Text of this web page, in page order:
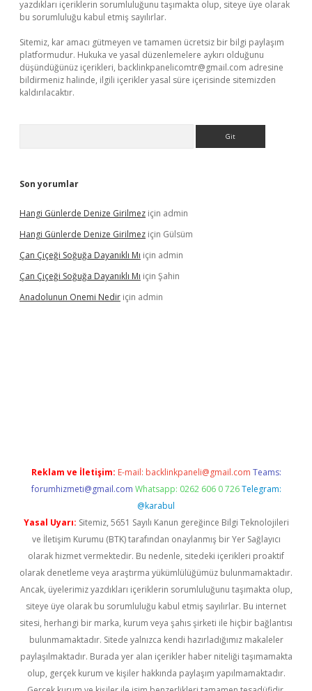
yazdıkları içeriklerin sorumluluğunu taşımakta olup, siteye üye olarak
bu sorumluluğu kabul etmiş sayılırlar.
Sitemiz, kar amacı gütmeyen ve tamamen ücretsiz bir bilgi paylaşım
platformudur. Hukuka ve yasal düzenlemelere aykırı olduğunu
düşündüğünüz içerikleri, backlinkpanelicomtr@gmail.com adresine
bildirmeniz halinde, ilgili içerikler yasal süre içerisinde sitemizden
kaldırılacaktır.
Son yorumlar
Hangi Günlerde Denize Girilmez için admin
Hangi Günlerde Denize Girilmez için Gülsüm
Çan Çiçeği Soğuğa Dayanıklı Mı için admin
Çan Çiçeği Soğuğa Dayanıklı Mı için Şahin
Anadolunun Onemi Nedir için admin
Reklam ve İletişim: E-mail: backlinkpaneli@gmail.com Teams:
forumhizmeti@gmail.com Whatsapp: 0262 606 0 726 Telegram:
@karabul
Yasal Uyarı: Sitemiz, 5651 Sayılı Kanun gereğince Bilgi Teknolojileri
ve İletişim Kurumu (BTK) tarafından onaylanmış bir Yer Sağlayıcı
olarak hizmet vermektedir. Bu nedenle, sitedeki içerikleri proaktif
olarak denetleme veya araştırma yükümlülüğümüz bulunmamaktadır.
Ancak, üyelerimiz yazdıkları içeriklerin sorumluluğunu taşımakta olup,
siteye üye olarak bu sorumluluğu kabul etmiş sayılırlar. Bu internet
sitesi, herhangi bir marka, kurum veya şahıs şirketi ile hiçbir bağlantısı
bulunmamaktadır. Sitede yalnızca kendi hazırladığımız makaleler
paylaşılmaktadır. Burada yer alan içerikler haber niteliği taşımamakta
olup, gerçek kurum ve kişiler hakkında paylaşım yapılmamaktadır.